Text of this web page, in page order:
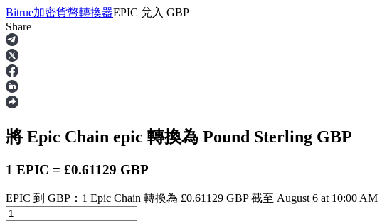
合約
Bitrue加密貨幣轉換器EPIC 兌入 GBP
Share
將 Epic Chain epic 轉換為 Pound Sterling GBP
1 EPIC = £0.61129 GBP
EPIC 到 GBP：1 Epic Chain 轉換為 £0.61129 GBP 截至 August 6 at 10:00 AM